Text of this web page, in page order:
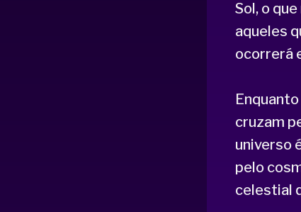
Sol, o
aqueles
ocorrerá
cruzam
universo
pelo
celestial